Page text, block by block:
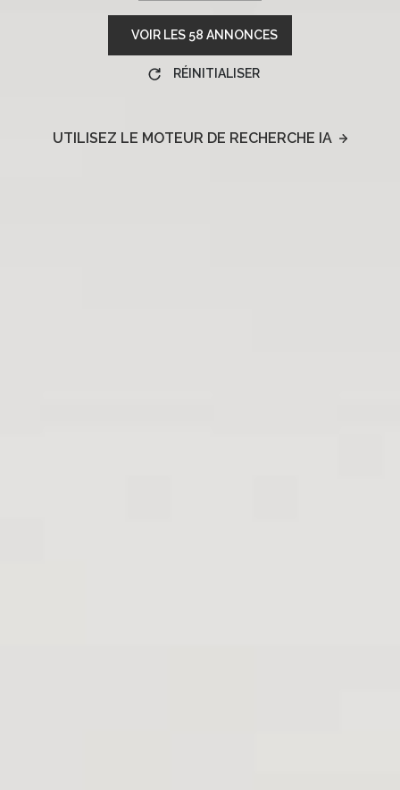
VOIR LES 58 ANNONCES
RÉINITIALISER
UTILISEZ LE MOTEUR DE RECHERCHE IA